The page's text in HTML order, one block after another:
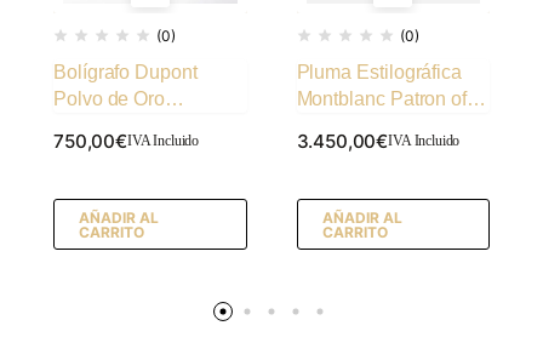
(0)
Bolígrafo Dupont
Polvo de Oro
750,00€IVA Incluido
AÑADIR AL
CARRITO
(0)
Pluma Estilográfica
Montblanc Patron of
Limited Edition 4810
3.450,00€IVA Incluido
AÑADIR AL
CARRITO